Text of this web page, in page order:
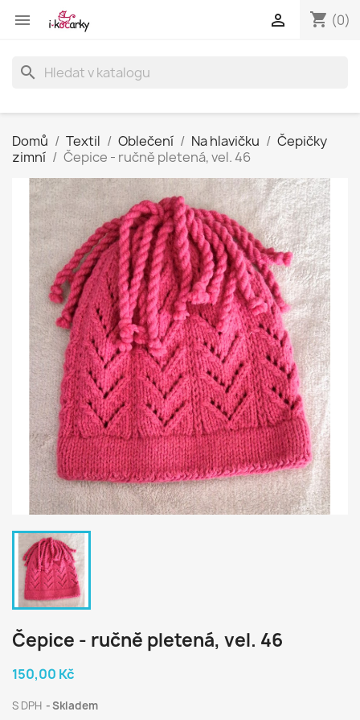
 shopping_cart (0)

search
Domů Textil Oblečení Na hlavičku
Čepičky
zimní
Čepice - ručně pletená, vel. 46
Čepice - ručně pletená, vel. 46
150,00 Kč
S DPH Skladem